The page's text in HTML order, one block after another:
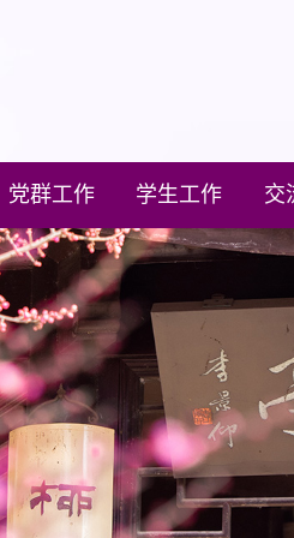
党群工作 学生工作 交